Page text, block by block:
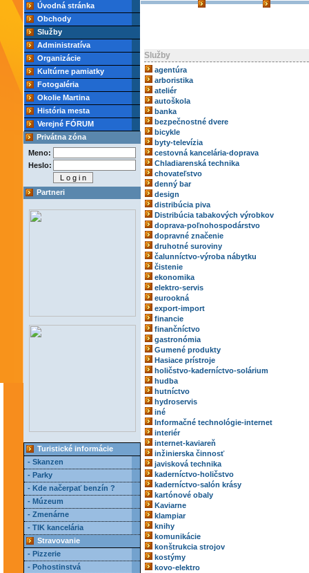
Úvodná stránka
Obchody
Služby
Administratíva
Organizácie
Kultúrne pamiatky
Fotogaléria
Okolie Martina
História mesta
Verejné FÓRUM
Privátna zóna
Meno:
Heslo:
Partneri
Turistické informácie
- Skanzen
- Parky
- Kde načerpať benzín ?
- Múzeum
- Zmenárne
- TIK kancelária
Stravovanie
- Pizzerie
- Pohostinstvá
Služby
agentúra
arboristika
ateliér
autoškola
banka
bezpečnostné dvere
bicykle
byty-televízia
cestovná kancelária-doprava
Chladiarenská technika
chovateľstvo
denný bar
design
distribúcia piva
Distribúcia tabakových výrobkov
doprava-poľnohospodárstvo
dopravné značenie
druhotné suroviny
čalunníctvo-výroba nábytku
čistenie
ekonomika
elektro-servis
eurookná
export-import
financie
finančníctvo
gastronómia
Gumené produkty
Hasiace prístroje
holičstvo-kaderníctvo-solárium
hudba
hutníctvo
hydroservis
iné
Informačné technológie-internet
interiér
internet-kaviareň
inžinierska činnosť
javisková technika
kaderníctvo-holičstvo
kaderníctvo-salón krásy
kartónové obaly
Kaviarne
klampiar
knihy
komunikácie
konštrukcia strojov
kostýmy
kovo-elektro